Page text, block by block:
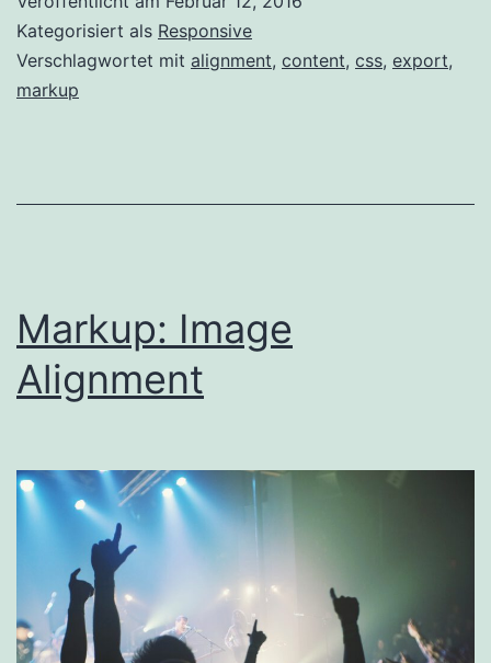
Kategorisiert als Responsive
Verschlagwortet mit alignment, content, css, export,
markup
Markup: Image
Alignment